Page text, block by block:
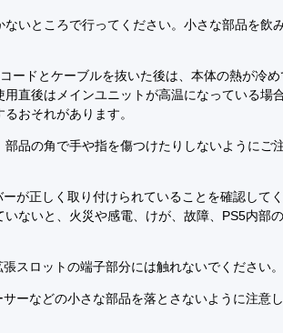
いところで行ってください。小さな部品を飲
ードとケーブルを抜いた後は、本体の熱が冷め
直後はメインユニットが高温になっている場合
おそれがあります。
品の角で手や指を傷つけたりしないようにご
が正しく取り付けられていることを確認してく
ないと、火災や感電、けが、故障、PS5内部
スロットの端子部分には触れないでください。
ーなどの小さな部品を落とさないように注意